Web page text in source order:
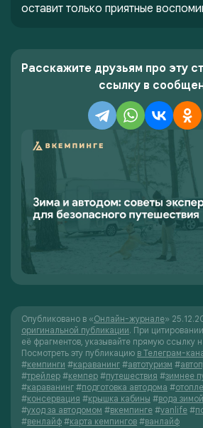
оставит только приятные
Расскажите друзьям про эту
ссылку в
Опубликовано в «Онлайн-журнале»
оригинальной публикации. При
её фрагментов, указывайте прямую ссылку
Посмотреть эту публикацию в Телеграм-
#кемпинги #караванинг #автотуризм #
#трейлер #кемпер #путешествия #зимнее
#караванинг #подготовка автодома #
#консервация #крышка кабины #вода зимой
#уход за автодомом #вкемпинге #vanlife #
#венлайф #карта кемпингов #ванлайф